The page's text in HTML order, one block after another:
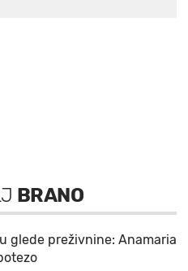
BRANO
glede preživnine: Anamaria